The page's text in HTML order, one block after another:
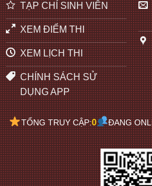
TẠP CHÍ SINH VIÊN
XEM ĐIỂM THI
XEM LỊCH THI
CHÍNH SÁCH SỬ
DỤNG APP
TỔNG TRUY CẬP:0 ĐANG